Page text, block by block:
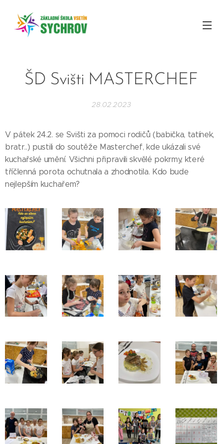
ŠD Svišti MASTERCHEF
28.02.2023
V pátek 24.2. se Svišti za pomoci rodičů (babička, tatínek,
bratr..) pustili do soutěže Masterchef, kde ukázali své
kuchařské umění. Všichni připravili skvělé pokrmy, které
tříčlenná porota ochutnala a zhodnotila. Kdo bude
nejlepším kuchařem?